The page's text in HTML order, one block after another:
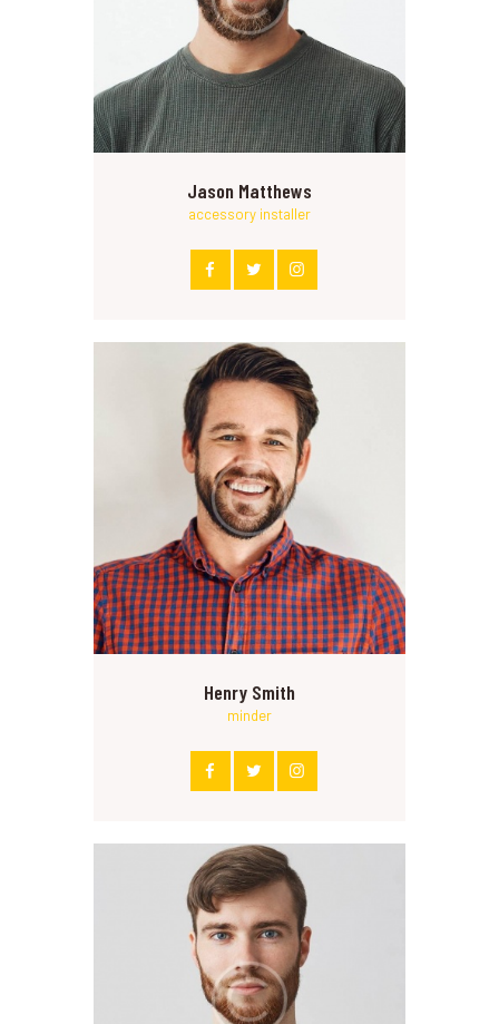
Jason Matthews
accessory installer
Henry Smith
minder